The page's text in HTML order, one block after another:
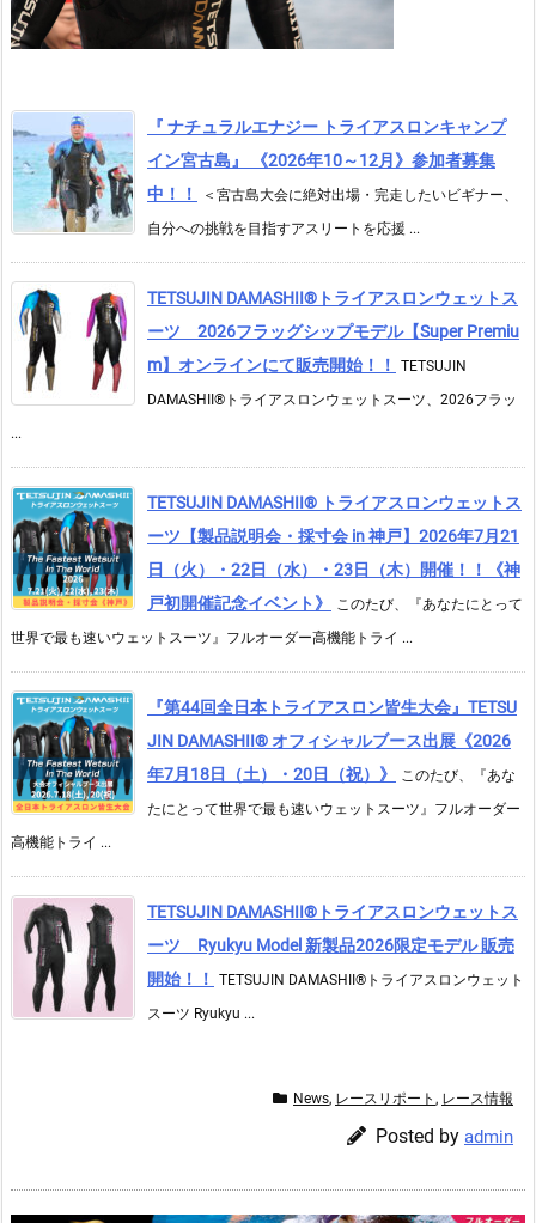
『 ナチュラルエナジー トライアスロンキャンプ
イン宮古島』 《2026年10～12月》参加者募集
中！！
＜宮古島大会に絶対出場・完走したいビギナー、
自分への挑戦を目指すアスリートを応援 ...
TETSUJIN DAMASHII®︎トライアスロンウェットス
ーツ 2026フラッグシップモデル【Super Premiu
m】オンラインにて販売開始！！
TETSUJIN
DAMASHII®トライアスロンウェットスーツ、2026フラッ
...
TETSUJIN DAMASHII® トライアスロンウェットス
ーツ【製品説明会・採寸会 in 神戸】2026年7月21
日（火）・22日（水）・23日（木）開催！！《神
戸初開催記念イベント》
このたび、『あなたにとって
世界で最も速いウェットスーツ』フルオーダー高機能トライ ...
『第44回全日本トライアスロン皆生大会』TETSU
JIN DAMASHII® オフィシャルブース出展《2026
年7月18日（土）・20日（祝）》
このたび、『あな
たにとって世界で最も速いウェットスーツ』フルオーダー
高機能トライ ...
TETSUJIN DAMASHII®︎トライアスロンウェットス
ーツ Ryukyu Model 新製品2026限定モデル 販売
開始！！
TETSUJIN DAMASHII®︎トライアスロンウェット
スーツ Ryukyu ...
News, レースリポート , レース情報
Posted by admin